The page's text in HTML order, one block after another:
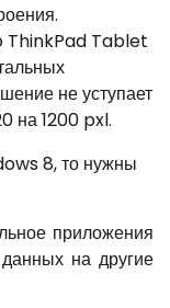
ThinkPad Tablet
не уступает
на 1200 pxl.
8, то нужны
приложения
на другие